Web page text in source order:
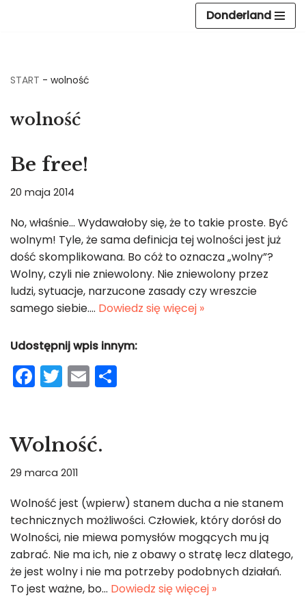
Donderland
START - wolność
wolność
Be free!
20 maja 2014
No, właśnie… Wydawałoby się, że to takie proste. Być
wolnym! Tyle, że sama definicja tej wolności jest już
dość skomplikowana. Bo cóż to oznacza „wolny”?
Wolny, czyli nie zniewolony. Nie zniewolony przez
ludzi, sytuacje, narzucone zasady czy wreszcie
samego siebie.… Dowiedz się więcej »
Udostępnij wpis innym:
F
a
e
b
o
o
k
T
w
er
E
m
l
Wolność.
29 marca 2011
Wolność jest (wpierw) stanem ducha a nie stanem
technicznych możliwości. Człowiek, który dorósł do
Wolności, nie miewa pomysłów mogących mu ją
zabrać. Nie ma ich, nie z obawy o stratę lecz dlatego,
że jest wolny i nie ma potrzeby podobnych działań.
To jest ważne, bo… Dowiedz się więcej »